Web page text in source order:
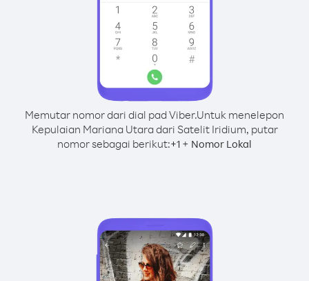
Memutar nomor dari dial pad Viber.Untuk menelepon
Kepulaian Mariana Utara dari Satelit Iridium, putar
nomor sebagai berikut:+1 + Nomor Lokal